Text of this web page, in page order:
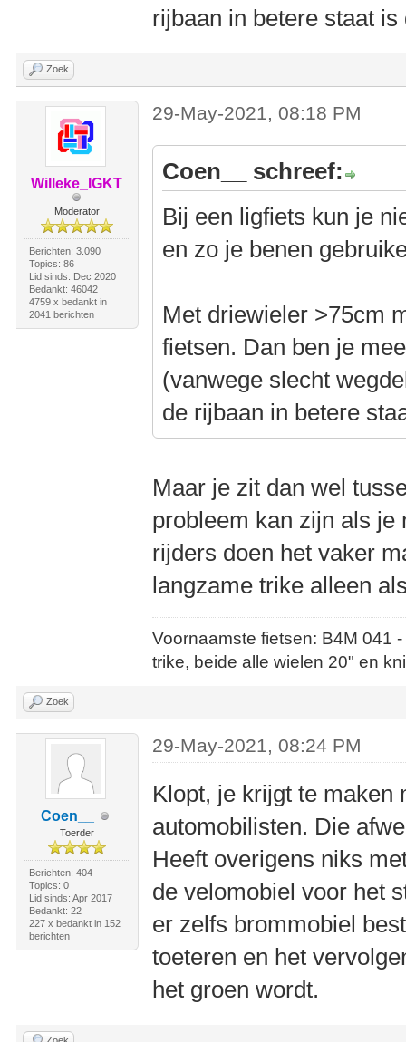
rijbaan in betere staat
Zoek
Willeke_IGKT
Moderator
Berichten: 3.090
Topics: 86
Lid sinds: Dec 2020
Bedankt: 46042
4759 x bedankt in
2041 berichten
29-May-2021, 08:18 PM
Coen__ schreef:
Bij een ligfiets kun je
en zo je benen
Met driewieler >75cm
fietsen. Dan ben je
(vanwege slecht
de rijbaan in betere
Maar je zit dan wel
probleem kan zijn als
rijders doen het vaker
langzame trike alleen
Voornaamste fietsen: B4M
trike, beide alle wielen 20" en
Zoek
Coen__
Toerder
Berichten: 404
Topics: 0
Lid sinds: Apr 2017
Bedankt: 22
227 x bedankt in 152
berichten
29-May-2021, 08:24 PM
Klopt, je krijgt te maken
automobilisten. Die
Heeft overigens niks
de velomobiel voor het
er zelfs brommobiel
toeteren en het
het groen wordt.